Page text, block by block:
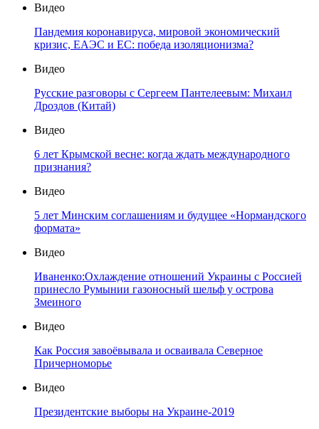
Видео
Пандемия коронавируса, мировой экономический
кризис, ЕАЭС и ЕС: победа изоляционизма?
Видео
Русские разговоры с Сергеем Пантелеевым: Михаил
Дроздов (Китай)
Видео
6 лет Крымской весне: когда ждать международного
признания?
Видео
5 лет Минским соглашениям и будущее «Нормандского
формата»
Видео
Иваненко:Охлаждение отношений Украины с Россией
принесло Румынии газоносный шельф у острова
Змеиного
Видео
Как Россия завоёвывала и осваивала Северное
Причерноморье
Видео
Президентские выборы на Украине-2019